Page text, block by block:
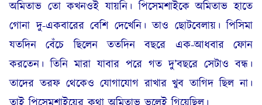
অমিতাভ তো কখনওই যায়নি। পিসেমশাইকে অমিতাভ হাতে
গোনা দু-একবারের বেশি দেখেনি। তাও ছোটবেলায়। পিসিমা
যতদিন বেঁচে ছিলেন ততদিন বছরে এক-আধবার ফোন
করতেন। তিনি মারা যাবার পরে গত দু’বছরে সেটাও বন্ধ।
তাদের তরফ থেকেও যোগাযোগ রাখার খুব তাগিদ ছিল না।